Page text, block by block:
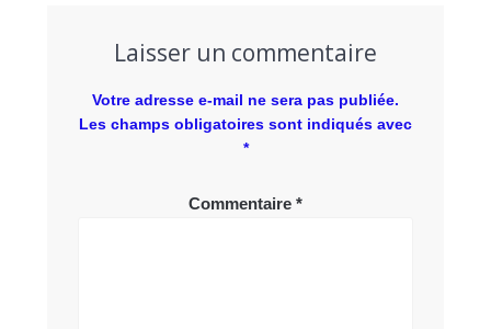
Laisser un commentaire
Votre adresse e-mail ne sera pas publiée.
Les champs obligatoires sont indiqués avec
*
Commentaire *